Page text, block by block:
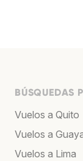
BÚSQUEDAS
Vuelos a Quito
Vuelos a
Vuelos a Lima